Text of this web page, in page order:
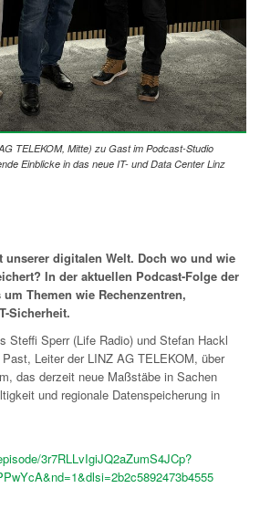
TELEKOM, Mitte) zu Gast im Podcast-Studio
Einblicke in das neue IT- und Data Center Linz
unserer digitalen Welt. Doch wo und wie
In der aktuellen Podcast-Folge der
Themen wie Rechenzentren,
Sicherheit.
Steffi Sperr (Life Radio) und Stefan Hackl
Leiter der LINZ AG TELEKOM, über
das derzeit neue Maßstäbe in Sachen
und regionale Datenspeicherung in
3r7RLLvIgiJQ2aZumS4JCp?